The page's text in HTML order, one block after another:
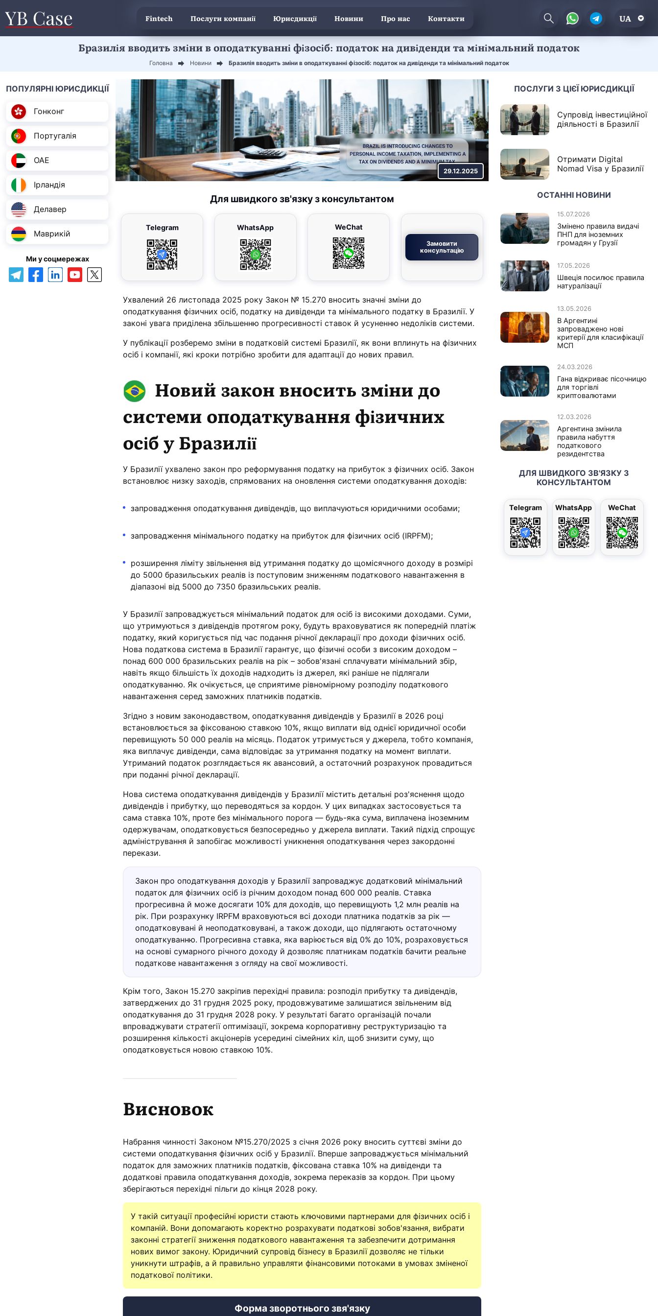
Fintech Послуги компанії Юрисдикції Новини Про нас Контакти UA
Бразилія вводить зміни в оподаткуванні фізосіб: податок на дивіденди та мінімальний податок
Головна Новини Бразилія вводить зміни в оподаткуванні фізосіб: податок на дивіденди та мінімальний податок
ПОПУЛЯРНІ ЮРИСДИКЦІЇ
Гонконг
Португалія
ОАЕ
Ірландія
Делавер
Маврикій
Ми у соцмережах
29.12.2025
Для швидкого зв'язку з консультантом
Telegram WhatsApp WeChat
Замовити
консультацію
Ухвалений 26 листопада 2025 року Закон № 15.270 вносить значні зміни до
оподаткування фізичних осіб, податку на дивіденди та мінімального податку в Бразилії. У
законі увага приділена збільшенню прогресивності ставок й усуненню недоліків системи.
У публікації розберемо зміни в податковій системі Бразилії, як вони вплинуть на фізичних
осіб і компанії, які кроки потрібно зробити для адаптації до нових правил.
Новий закон вносить зміни до
системи оподаткування фізичних
осіб у Бразилії
У Бразилії ухвалено закон про реформування податку на прибуток з фізичних осіб. Закон
встановлює низку заходів, спрямованих на оновлення системи оподаткування доходів:
запровадження оподаткування дивідендів, що виплачуються юридичними особами;
запровадження мінімального податку на прибуток для фізичних осіб (IRPFM);
розширення ліміту звільнення від утримання податку до щомісячного доходу в розмірі
до 5000 бразильських реалів із поступовим зниженням податкового навантаження в
діапазоні від 5000 до 7350 бразильських реалів.
У Бразилії запроваджується мінімальний податок для осіб із високими доходами. Суми,
що утримуються з дивідендів протягом року, будуть враховуватися як попередній платіж
податку, який коригується під час подання річної декларації про доходи фізичних осіб.
Нова податкова система в Бразилії гарантує, що фізичні особи з високим доходом –
понад 600 000 бразильських реалів на рік – зобов'язані сплачувати мінімальний збір,
навіть якщо більшість їх доходів надходить із джерел, які раніше не підлягали
оподаткуванню. Як очікується, це сприятиме рівномірному розподілу податкового
навантаження серед заможних платників податків.
Згідно з новим законодавством, оподаткування дивідендів у Бразилії в 2026 році
встановлюється за фіксованою ставкою 10%, якщо виплати від однієї юридичної особи
перевищують 50 000 реалів на місяць. Податок утримується у джерела, тобто компанія,
яка виплачує дивіденди, сама відповідає за утримання податку на момент виплати.
Утриманий податок розглядається як авансовий, а остаточний розрахунок провадиться
при поданні річної декларації.
Нова система оподаткування дивідендів у Бразилії містить детальні роз'яснення щодо
дивідендів і прибутку, що переводяться за кордон. У цих випадках застосовується та
сама ставка 10%, проте без мінімального порога — будь-яка сума, виплачена іноземним
одержувачам, оподатковується безпосередньо у джерела виплати. Такий підхід спрощує
адміністрування й запобігає можливості уникнення оподаткування через закордонні
перекази.
Закон про оподаткування доходів у Бразилії запроваджує додатковий мінімальний
податок для фізичних осіб із річним доходом понад 600 000 реалів. Ставка
прогресивна й може досягати 10% для доходів, що перевищують 1,2 млн реалів на
рік. При розрахунку IRPFM враховуються всі доходи платника податків за рік —
оподатковувані й неоподатковувані, а також доходи, що підлягають остаточному
оподаткуванню. Прогресивна ставка, яка варіюється від 0% до 10%, розраховується
на основі сумарного річного доходу й дозволяє платникам податків бачити реальне
податкове навантаження з огляду на свої можливості.
Крім того, Закон 15.270 закріпив перехідні правила: розподіл прибутку та дивідендів,
затверджених до 31 грудня 2025 року, продовжуватиме залишатися звільненим від
оподаткування до 31 грудня 2028 року. У результаті багато організацій почали
впроваджувати стратегії оптимізації, зокрема корпоративну реструктуризацію та
розширення кількості акціонерів усередині сімейних кіл, щоб знизити суму, що
оподатковується новою ставкою 10%.
Висновок
Набрання чинності Законом №15.270/2025 з січня 2026 року вносить суттєві зміни до
системи оподаткування фізичних осіб у Бразилії. Вперше запроваджується мінімальний
податок для заможних платників податків, фіксована ставка 10% на дивіденди та
додаткові правила оподаткування доходів, зокрема переказів за кордон. При цьому
зберігаються перехідні пільги до кінця 2028 року.
У такій ситуації професійні юристи стають ключовими партнерами для фізичних осіб і
компаній. Вони допомагають коректно розрахувати податкові зобов'язання, вибрати
законні стратегії зниження податкового навантаження та забезпечити дотримання
нових вимог закону. Юридичний супровід бізнесу в Бразилії дозволяє не тільки
уникнути штрафів, а й правильно управляти фінансовими потоками в умовах зміненої
податкової політики.
Форма зворотнього звя'язку
ПОСЛУГИ З ЦІЄЇ ЮРИСДИКЦІЇ
Супровід інвестиційної
діяльності в Бразилії
Отримати Digital
Nomad Visa у Бразилії
ОСТАННІ НОВИНИ
15.07.2026
Змінено правила видачі
ПНП для іноземних
громадян у Грузії
17.05.2026
Швеція посилює правила
натуралізації
13.05.2026
В Аргентині
запроваджено нові
критерії для класифікації
МСП
24.03.2026
Гана відкриває пісочницю
для торгівлі
криптовалютами
12.03.2026
Аргентина змінила
правила набуття
податкового
резидентства
ДЛЯ ШВИДКОГО ЗВ'ЯЗКУ З
КОНСУЛЬТАНТОМ
Telegram WhatsApp WeChat